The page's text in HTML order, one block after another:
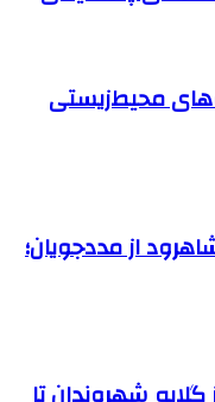
محیط‌زیستی
از مددجویان؛